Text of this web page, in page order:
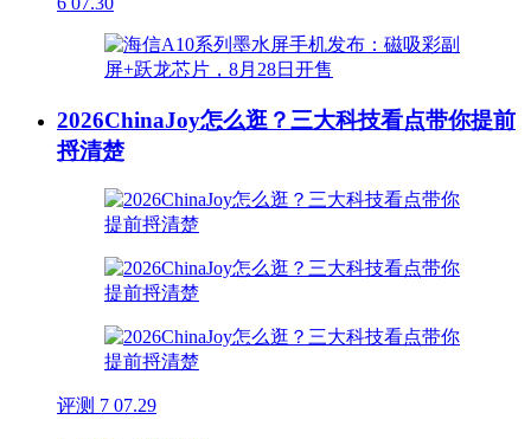
2026ChinaJoy怎么逛？三大科技看点带你提前
捋清楚
评测 7 07.29